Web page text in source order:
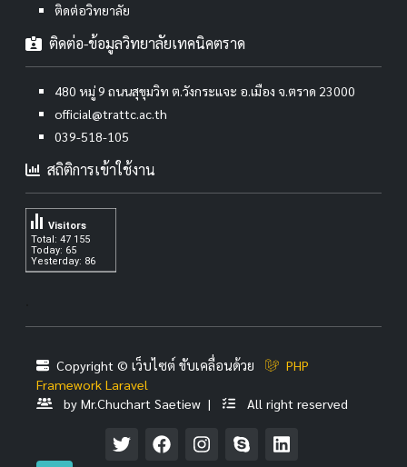
ติดต่อวิทยาลัย
ติดต่อ-ข้อมูลวิทยาลัยเทคนิคตราด
480 หมู่ 9 ถนนสุขุมวิท ต.วังกระแจะ อ.เมือง จ.ตราด 23000
official@trattc.ac.th
039-518-105
สถิติการเข้าใช้งาน
Total: 47 155
Today: 65
Yesterday: 86
Visitors
Copyright © เว็บไซต์ ขับเคลื่อนด้วย
PHP
Framework Laravel
by Mr.Chuchart Saetiew |
All right reserved